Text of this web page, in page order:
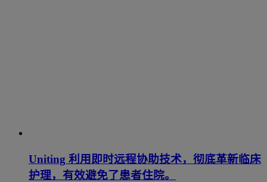
Uniting 利用即时远程协助技术，彻底革新临床
护理，有效避免了患者住院。